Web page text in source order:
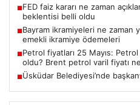
■FED faiz kararı ne zaman
beklentisi belli oldu
■Bayram ikramiyeleri ne zaman
emekli ikramiye ödemeleri
■Petrol fiyatları 25 Mayıs:
oldu? Brent petrol varil fiyatı
■Üsküdar Belediyesi’nde